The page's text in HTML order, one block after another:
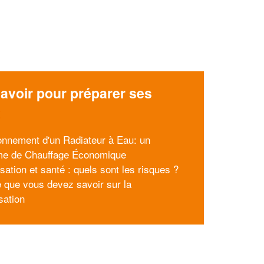
pour préparer ses
d'un Radiateur à Eau: un
de Chauffage Économique
et santé : quels sont les risques ?
que vous devez savoir sur la